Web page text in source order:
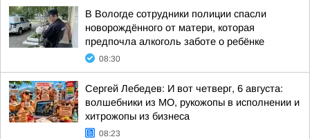
В Вологде сотрудники полиции спасли
новорождённого от матери, которая
предпочла алкоголь заботе о ребёнке
08:30
Сергей Лебедев: И вот четверг, 6 августа:
волшебники из МО, рукожопы в исполнении и
хитрожопы из бизнеса
08:23